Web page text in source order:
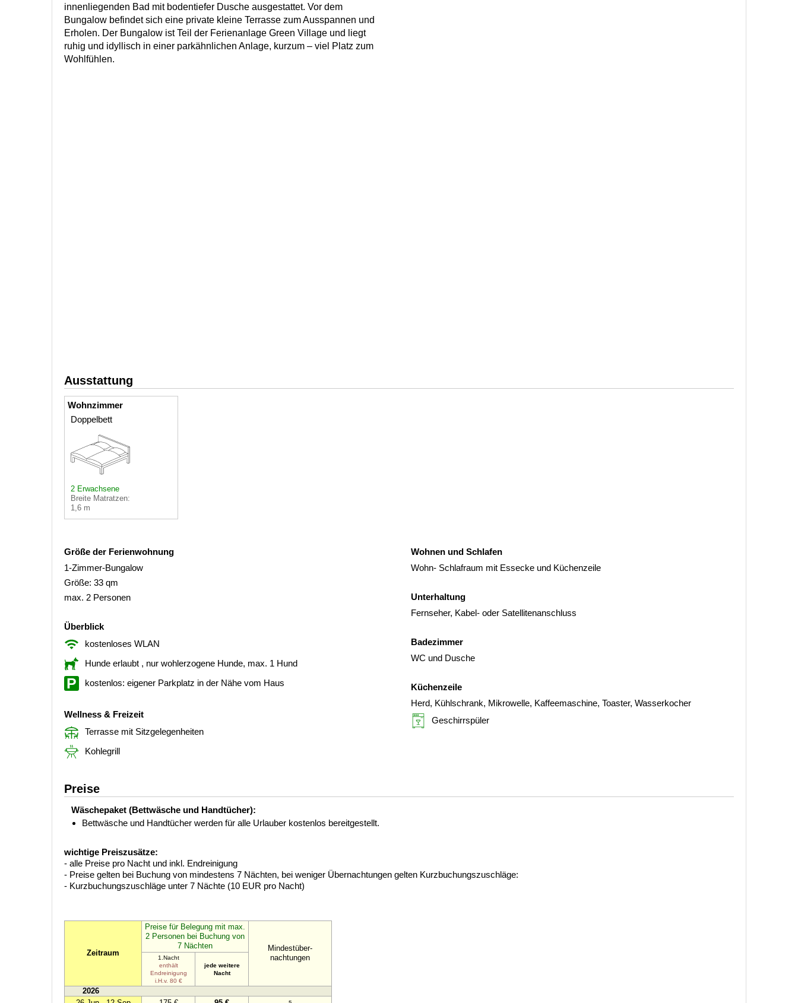
innenliegenden Bad mit bodentiefer Dusche ausgestattet. Vor dem
Bungalow befindet sich eine private kleine Terrasse zum Ausspannen und
Erholen. Der Bungalow ist Teil der Ferienanlage Green Village und liegt
ruhig und idyllisch in einer parkähnlichen Anlage, kurzum – viel Platz zum
Wohlfühlen.
Ausstattung
Wohnzimmer
Doppelbett
2 Erwachsene
Breite Matratzen:
1,6 m
Größe der Ferienwohnung
1-Zimmer-Bungalow
Größe: 33 qm
max. 2 Personen
Überblick
kostenloses WLAN
Hunde erlaubt , nur wohlerzogene Hunde, max. 1 Hund
kostenlos: eigener Parkplatz in der Nähe vom Haus
Wellness & Freizeit
Terrasse mit Sitzgelegenheiten
Kohlegrill
Wohnen und Schlafen
Wohn- Schlafraum mit Essecke und Küchenzeile
Unterhaltung
Fernseher, Kabel- oder Satellitenanschluss
Badezimmer
WC und Dusche
Küchenzeile
Herd, Kühlschrank, Mikrowelle, Kaffeemaschine, Toaster, Wasserkocher
Geschirrspüler
Preise
Wäschepaket (Bettwäsche und Handtücher):
Bettwäsche und Handtücher werden für alle Urlauber kostenlos bereitgestellt.
wichtige Preiszusätze:
- alle Preise pro Nacht und inkl. Endreinigung
- Preise gelten bei Buchung von mindestens 7 Nächten, bei weniger Übernachtungen gelten Kurzbuchungszuschläge:
- Kurzbuchungszuschläge unter 7 Nächte (10 EUR pro Nacht)
Zeitraum
Preise für Belegung mit max.
2 Personen bei Buchung von
7 Nächten
Mindestüber-
nachtungen
1.Nacht
enthält
Endreinigung
i.H.v. 80 €
jede weitere
Nacht
2026